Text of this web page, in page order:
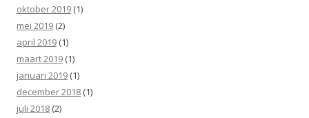
oktober 2019 (1)
mei 2019 (2)
april 2019 (1)
maart 2019 (1)
januari 2019 (1)
december 2018 (1)
juli 2018 (2)